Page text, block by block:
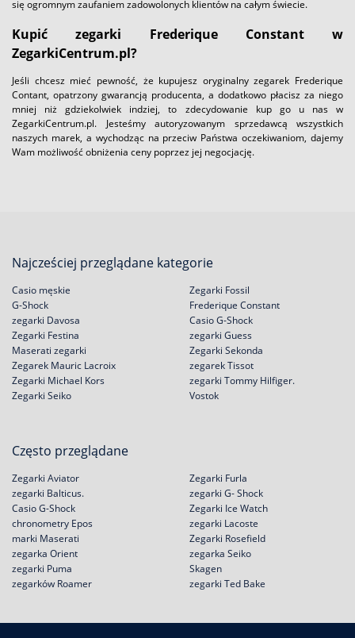
się ogromnym zaufaniem zadowolonych klientów na całym świecie.
Kupić zegarki Frederique Constant w
ZegarkiCentrum.pl?
Jeśli chcesz mieć pewność, że kupujesz oryginalny zegarek Frederique
Contant, opatrzony gwarancją producenta, a dodatkowo płacisz za niego
mniej niż gdziekolwiek indziej, to zdecydowanie kup go u nas w
ZegarkiCentrum.pl. Jesteśmy autoryzowanym sprzedawcą wszystkich
naszych marek, a wychodząc na przeciw Państwa oczekiwaniom, dajemy
Wam możliwość obniżenia ceny poprzez jej negocjację.
Najcześciej przeglądane kategorie
Casio męskie
G-Shock
zegarki Davosa
Zegarki Festina
Zegarki Fossil
Frederique Constant
Casio G-Shock
zegarki Guess
Maserati zegarki
Zegarek Mauric Lacroix
Zegarki Michael Kors
Zegarki Seiko
Zegarki Sekonda
zegarek Tissot
zegarki Tommy Hilfiger.
Vostok
Często przeglądane
Zegarki Aviator
zegarki Balticus.
Casio G-Shock
chronometry Epos
Zegarki Furla
zegarki G- Shock
Zegarki Ice Watch
zegarki Lacoste
marki Maserati
zegarka Orient
zegarki Puma
zegarków Roamer
Zegarki Rosefield
zegarka Seiko
Skagen
zegarki Ted Bake